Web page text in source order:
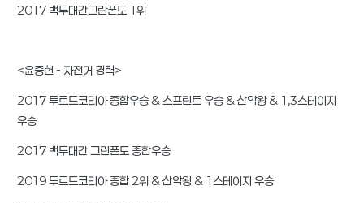
2017 백두대간그란폰도 1위
<윤중헌 - 자전거 경력>
2017 투르드코리아 종합우승 & 스프린트 우승 & 산악왕 & 1,3스테이지
우승
2017 백두대간 그란폰도 종합우승
2019 투르드코리아 종합 2위 & 산악왕 & 1스테이지 우승